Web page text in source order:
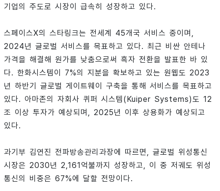
기업의 주도로 시장이 급속히 성장하고 있다.
스페이스X의 스타링크는 전세계 45개국 서비스 중이며,
2024년 글로벌 서비스를 목표하고 있다. 최근 비싼 안테나
가격을 해결해 원가를 낮춤으로써 흑자 전환을 발표한 바 있
다. 한화시스템이 7%의 지분을 확보하고 있는 원웹도 2023
년 하반기 글로벌 게이트웨이 구축을 통해 서비스를 목표하고
있다. 아마존의 자회사 퀴퍼 시스템(Kuiper Systems)도 12
조 이상 투자가 예상되며, 2025년 이후 상용화가 예상되고
있다.
과기부 김연진 전파방송관리과장에 따르면, 글로벌 위성통신
시장은 2030년 2,161억불까지 성장하고, 이 중 저궤도 위성
통신의 비중은 67%에 달할 전망이다.